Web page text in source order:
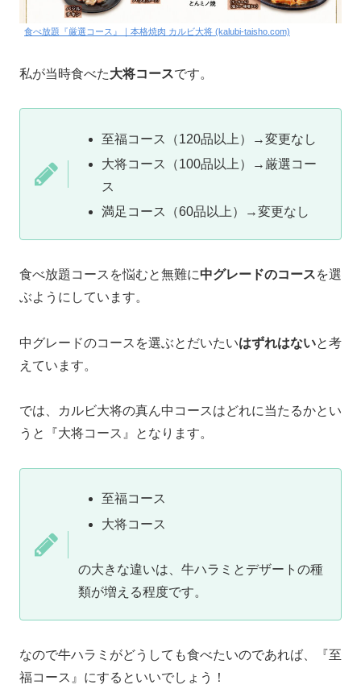
食べ放題『厳選コース』｜本格焼肉 カルビ大将 (kalubi-taisho.com)
私が当時食べた大将コースです。
至福コース（120品以上）→変更なし
大将コース（100品以上）→厳選コー
ス
満足コース（60品以上）→変更なし
食べ放題コースを悩むと無難に中グレードのコースを選
ぶようにしています。
中グレードのコースを選ぶとだいたいはずれはないと考
えています。
では、カルビ大将の真ん中コースはどれに当たるかとい
うと『大将コース』となります。
至福コース
大将コース
の大きな違いは、牛ハラミとデザートの種
類が増える程度です。
なので牛ハラミがどうしても食べたいのであれば、『至
福コース』にするといいでしょう！